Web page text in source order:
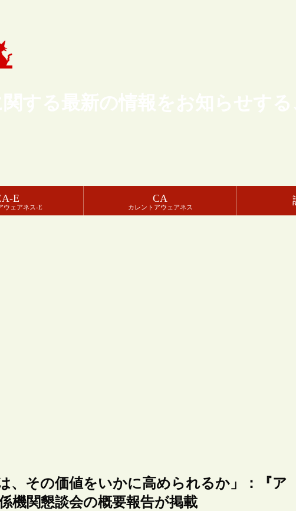
する最新の情報をお知らせす
E
ウェアネス-E
CA
カレントアウェアネス
、その価値をいかに高められるか」：『ア
機関懇談会の概要報告が掲載